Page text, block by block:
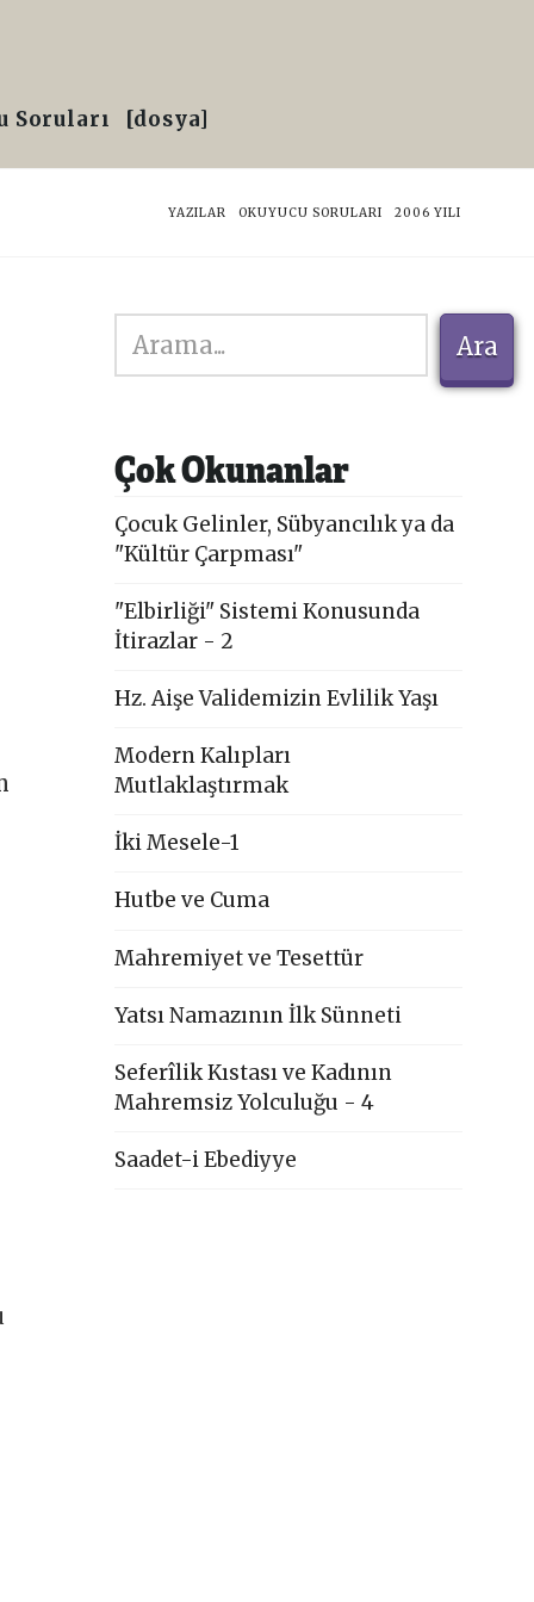
Soruları [dosya]
HOME
YAZILAR OKUYUCU SORULARI 2006 YILI
Ara
Ara
Çok Okunanlar
Çocuk Gelinler, Sübyancılık ya da
"Kültür Çarpması"
"Elbirliği" Sistemi Konusunda
İtirazlar - 2
Hz. Aişe Validemizin Evlilik Yaşı
Modern Kalıpları
Mutlaklaştırmak
İki Mesele-1
Hutbe ve Cuma
Mahremiyet ve Tesettür
Yatsı Namazının İlk Sünneti
Seferîlik Kıstası ve Kadının
Mahremsiz Yolculuğu - 4
Saadet-i Ebediyye